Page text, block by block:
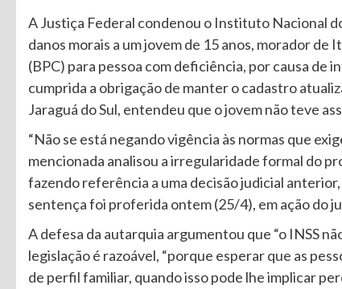
A Justiça Federal condenou o Instituto Nacional
danos morais a um jovem de 15 anos, morador
(BPC) para pessoa com deficiência, por causa de
cumprida a obrigação de manter o cadastro
Jaraguá do Sul, entendeu que o jovem não teve
“Não se está negando vigência às normas que
mencionada analisou a irregularidade formal do
fazendo referência a uma decisão judicial
sentença foi proferida ontem (25/4), em ação do
A defesa da autarquia argumentou que “o INSS
legislação é razoável, “porque esperar que as
de perfil familiar, quando isso pode lhe implicar